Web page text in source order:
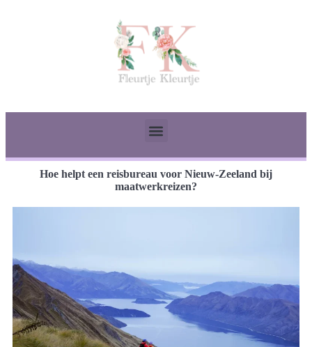
Hoe helpt een reisbureau voor Nieuw-Zeeland bij
maatwerkreizen?